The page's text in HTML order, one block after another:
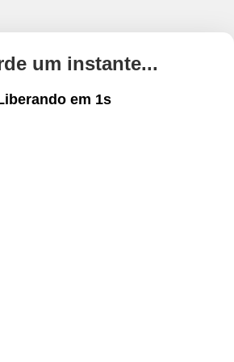
um instante...
em 1s